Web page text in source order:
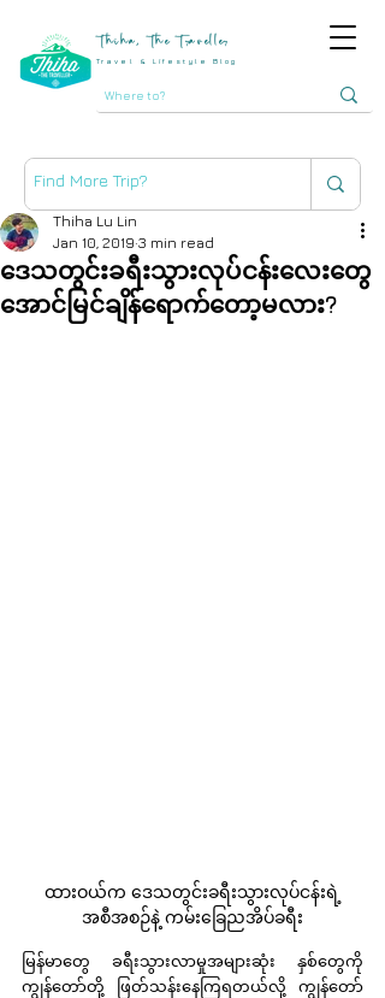
Thiha, The Traveller
Travel & Lifestyle Blog
ဒေသတွင်းခရီးသွားလုပ်ငန်းလေးတွေ
အောင်မြင်ချိန်ရောက်တော့မလား?
Thiha Lu Lin
Jan 10, 2019 3 min read
ထားဝယ်က ဒေသတွင်းခရီးသွားလုပ်ငန်းရဲ့
အစီအစဉ်နဲ့ ကမ်းခြေညအိပ်ခရီး
မြန်မာတွေ ခရီးသွားလာမှုအများဆုံး နှစ်တွေကို
ကျွန်တော်တို့ ဖြတ်သန်းနေကြရတယ်လို့ ကျွန်တော်